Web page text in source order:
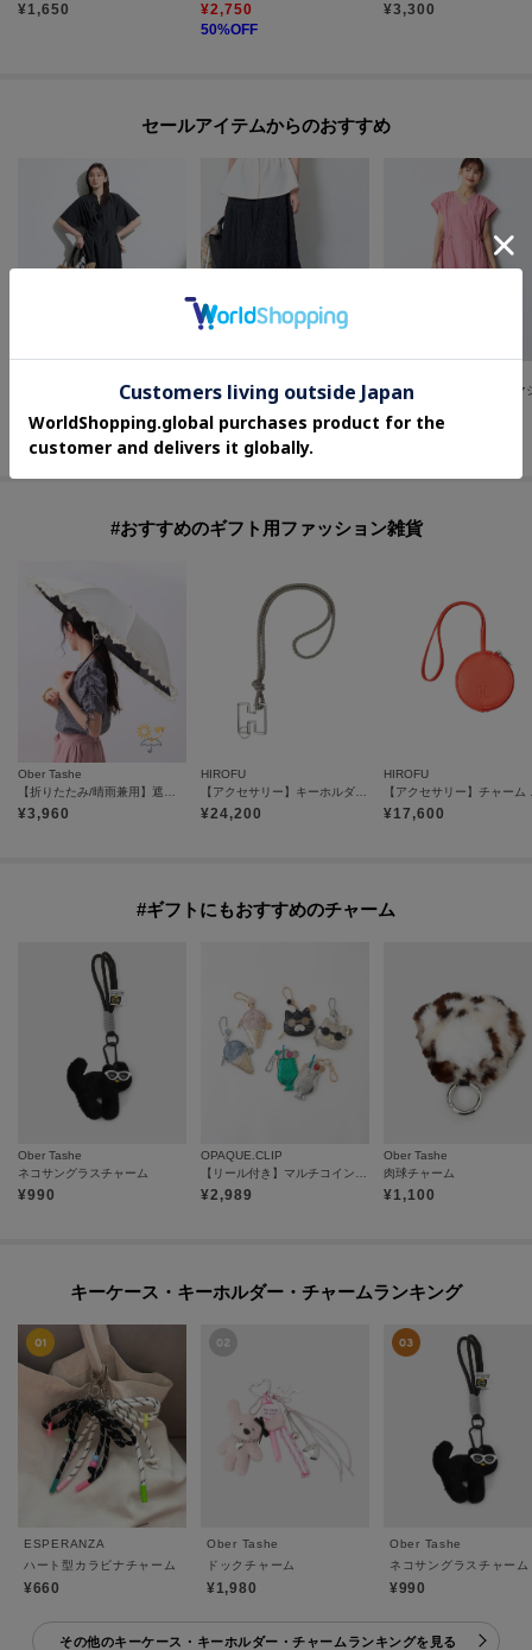
¥1,650 ¥2,750
50%OFF
¥3,300
セールアイテムからのおすすめ
【撥水／UVカット】ベルト付きワンピース
20%OFF
40 %OFF
40%OFF
#おすすめのギフト用ファッション雑貨
Ober Tashe
¥3,960
HIROFU
¥24,200
HIROFU
¥17,600
#ギフトにもおすすめのチャーム
Ober Tashe
ネコサングラスチャーム
¥990
OPAQUE.CLIP
【リール付き】マルチコインチャーム
¥2,989
Ober Tashe
肉球チャーム
¥1,100
キーケース・キーホルダー・チャームランキング
ESPERANZA
ハート型カラビナチャーム
¥660
Ober Tashe
ドックチャーム
¥1,980
Ober Tashe
ネコサングラスチャーム
¥990
その他のキーケース・キーホルダー・チャームランキングを見る